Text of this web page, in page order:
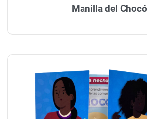
Manilla del Chocó